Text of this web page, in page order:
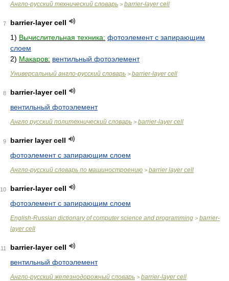
Англо-русский технический словарь > barrier-layer cell
7
barrier-layer cell
1) Вычислительная техника: фотоэлемент с запирающим
слоем
2) Макаров: вентильный фотоэлемент
Универсальный англо-русский словарь > barrier-layer cell
8
barrier-layer cell
вентильный фотоэлемент
Англо русский политехнический словарь > barrier-layer cell
9
barrier layer cell
фотоэлемент с запирающим слоем
Англо-русский словарь по машиностроению > barrier layer cell
10
barrier-layer cell
фотоэлемент с запирающим слоем
English-Russian dictionary of computer science and programming > barrier-
layer cell
11
barrier-layer cell
вентильный фотоэлемент
Англо-русский железнодорожный словарь > barrier-layer cell